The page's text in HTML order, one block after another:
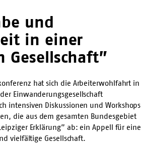
und
in einer
hat sich die Arbeiterwohlfahrt in
Einwanderungsgesellschaft
intensiven Diskussionen und Workshops
die aus dem gesamten Bundesgebiet
Erklärung” ab: ein Appell für eine
vielfältige Gesellschaft.